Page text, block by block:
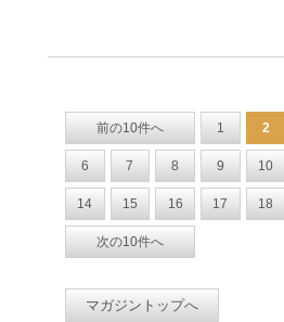
前の10件へ 1 2
6 7 8 9 10
14 15 16 17 18
次の10件へ
マガジントップへ